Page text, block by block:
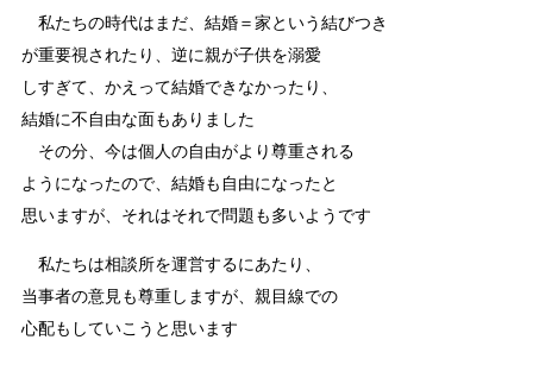
私たちの時代はまだ、結婚＝家という結びつき
が重要視されたり、逆に親が子供を溺愛
しすぎて、かえって結婚できなかったり、
結婚に不自由な面もありました
その分、今は個人の自由がより尊重される
ようになったので、結婚も自由になったと
思いますが、それはそれで問題も多いようです
私たちは相談所を運営するにあたり、
当事者の意見も尊重しますが、親目線での
心配もしていこうと思います